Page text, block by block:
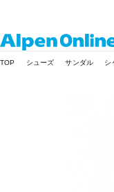
Online
TOP シューズ サンダル シ